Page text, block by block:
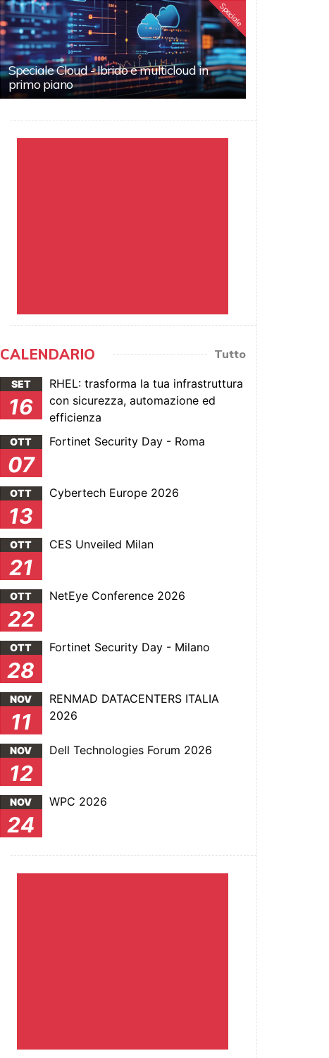
Speciale
Speciale Cloud - Ibrido e multicloud in
primo piano
CALENDARIO Tutto
SET
16
RHEL: trasforma la tua infrastruttura
con sicurezza, automazione ed
efficienza
OTT
07
Fortinet Security Day - Roma
OTT
13
Cybertech Europe 2026
OTT
21
CES Unveiled Milan
OTT
22
NetEye Conference 2026
OTT
28
Fortinet Security Day - Milano
NOV
11
RENMAD DATACENTERS ITALIA
2026
NOV
12
Dell Technologies Forum 2026
NOV
24
WPC 2026